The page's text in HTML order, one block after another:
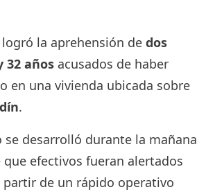
la aprehensión de dos
32 añosacusados de haber
en una vivienda ubicada sobre
.
desarrolló durante la mañana
que efectivos fueran alertados
de un rápido operativo